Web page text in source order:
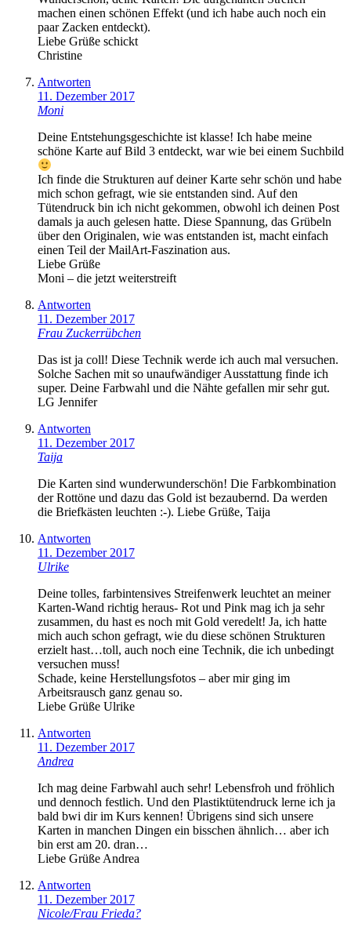
machen einen schönen Effekt (und ich habe auch noch ein
paar Zacken entdeckt).
Liebe Grüße schickt
Christine
Antworten
11. Dezember 2017
Moni
Deine Entstehungsgeschichte ist klasse! Ich habe meine
schöne Karte auf Bild 3 entdeckt, war wie bei einem Suchbild
Ich finde die Strukturen auf deiner Karte sehr schön und habe
mich schon gefragt, wie sie entstanden sind. Auf den
Tütendruck bin ich nicht gekommen, obwohl ich deinen Post
damals ja auch gelesen hatte. Diese Spannung, das Grübeln
über den Originalen, wie was entstanden ist, macht einfach
einen Teil der MailArt-Faszination aus.
Liebe Grüße
Moni – die jetzt weiterstreift
Antworten
11. Dezember 2017
Frau Zuckerrübchen
Das ist ja coll! Diese Technik werde ich auch mal versuchen.
Solche Sachen mit so unaufwändiger Ausstattung finde ich
super. Deine Farbwahl und die Nähte gefallen mir sehr gut.
LG Jennifer
Antworten
11. Dezember 2017
Taija
Die Karten sind wunderwunderschön! Die Farbkombination
der Rottöne und dazu das Gold ist bezaubernd. Da werden
die Briefkästen leuchten :-). Liebe Grüße, Taija
Antworten
11. Dezember 2017
Ulrike
Deine tolles, farbintensives Streifenwerk leuchtet an meiner
Karten-Wand richtig heraus- Rot und Pink mag ich ja sehr
zusammen, du hast es noch mit Gold veredelt! Ja, ich hatte
mich auch schon gefragt, wie du diese schönen Strukturen
erzielt hast…toll, auch noch eine Technik, die ich unbedingt
versuchen muss!
Schade, keine Herstellungsfotos – aber mir ging im
Arbeitsrausch ganz genau so.
Liebe Grüße Ulrike
Antworten
11. Dezember 2017
Andrea
Ich mag deine Farbwahl auch sehr! Lebensfroh und fröhlich
und dennoch festlich. Und den Plastiktütendruck lerne ich ja
bald bwi dir im Kurs kennen! Übrigens sind sich unsere
Karten in manchen Dingen ein bisschen ähnlich… aber ich
bin erst am 20. dran…
Liebe Grüße Andrea
Antworten
11. Dezember 2017
Nicole/Frau Frieda?